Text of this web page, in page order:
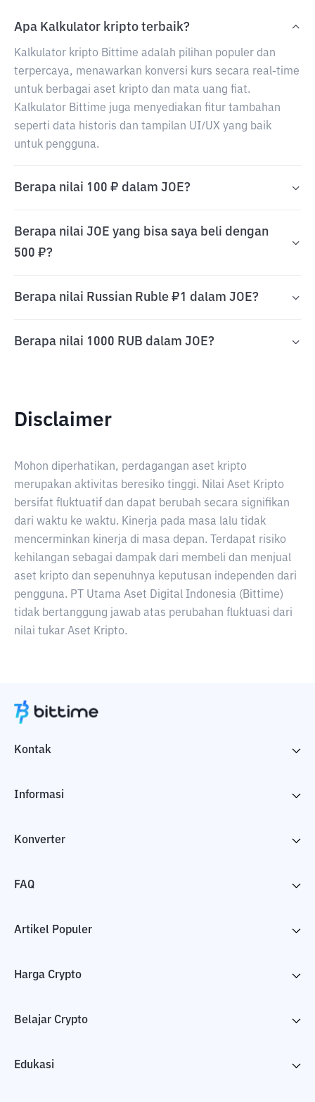
Apa Kalkulator kripto terbaik?
Kalkulator kripto Bittime adalah pilihan populer dan
terpercaya, menawarkan konversi kurs secara real-time
untuk berbagai aset kripto dan mata uang fiat.
Kalkulator Bittime juga menyediakan fitur tambahan
seperti data historis dan tampilan UI/UX yang baik
untuk pengguna.
Berapa nilai 100 ₽ dalam JOE?
Berapa nilai JOE yang bisa saya beli dengan
500 ₽?
Berapa nilai Russian Ruble ₽1 dalam JOE?
Berapa nilai 1000 RUB dalam JOE?
Disclaimer
Mohon diperhatikan, perdagangan aset kripto
merupakan aktivitas beresiko tinggi. Nilai Aset Kripto
bersifat fluktuatif dan dapat berubah secara signifikan
dari waktu ke waktu. Kinerja pada masa lalu tidak
mencerminkan kinerja di masa depan. Terdapat risiko
kehilangan sebagai dampak dari membeli dan menjual
aset kripto dan sepenuhnya keputusan independen dari
pengguna. PT Utama Aset Digital Indonesia (Bittime)
tidak bertanggung jawab atas perubahan fluktuasi dari
nilai tukar Aset Kripto.
Kontak
Informasi
Konverter
FAQ
Artikel Populer
Harga Crypto
Belajar Crypto
Edukasi